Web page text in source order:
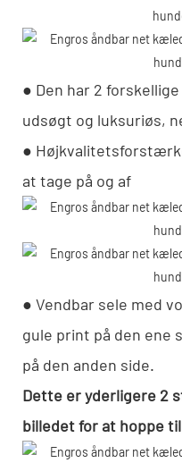
● Den har 2
udsøgt og luksuriøs,
●
at tage på og af
● Vendbar sele med
gule print på den ene
på den anden side.
Dette er yderligere 2
billedet for at hoppe